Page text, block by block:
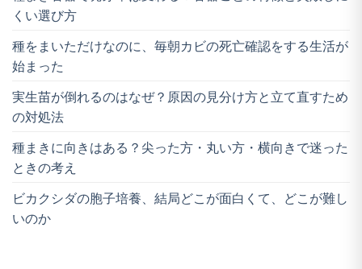
くい選び方
種をまいただけなのに、毎朝カビの死亡確認をする生活が
始まった
実生苗が倒れるのはなぜ？原因の見分け方と立て直すため
の対処法
種まきに向きはある？尖った方・丸い方・横向きで迷った
ときの考え
ビカクシダの胞子培養、結局どこが面白くて、どこが難し
いのか